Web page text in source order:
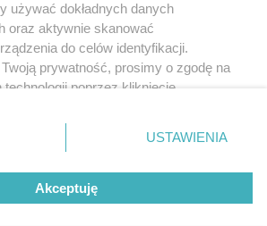
O nas
Informacje prawne
Nasze serwisy
używać dokładnych danych
oraz aktywnie skanować
do celów identyfikacji.
prywatność, prosimy o zgodę na
poprzez kliknięcie
przycisk ustawień prywatności
dolnym rogu strony
danych nie wymagają zgody
prawo sprzeciwić się takiemu
będą miały zastosowanie tylko
USTAWIENIA
Akceptuję